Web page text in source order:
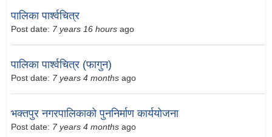
पालिका पार्श्वचित्र
Post date: 7 years 16 hours ago
पालिका पार्श्वचित्र (फागुन)
Post date: 7 years 4 months ago
भक्तपुर नगरपालिकाको पुननिर्माण कार्ययोजना
Post date: 7 years 4 months ago